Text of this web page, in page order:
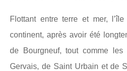
Flottant entre terre et mer,
continent, après avoir été
de Bourgneuf, tout comme
Gervais, de Saint Urbain et de